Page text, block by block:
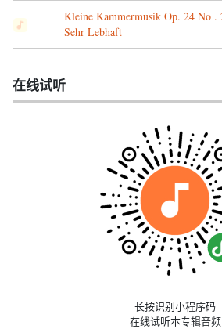
Kleine Kammermusik Op. 24 No .
Sehr Lebhaft
在线试听
长按识别小程序码
在线试听本专辑音频